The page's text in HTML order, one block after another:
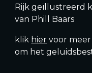
Rijk geïllustreerd
van Phill Baars
klik hier voor
om het